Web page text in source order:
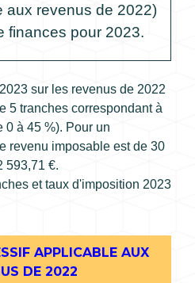
aux revenus de 2022)
finances pour 2023.
et taux d'imposition 2023
APPLICABLE AUX
DE 2022